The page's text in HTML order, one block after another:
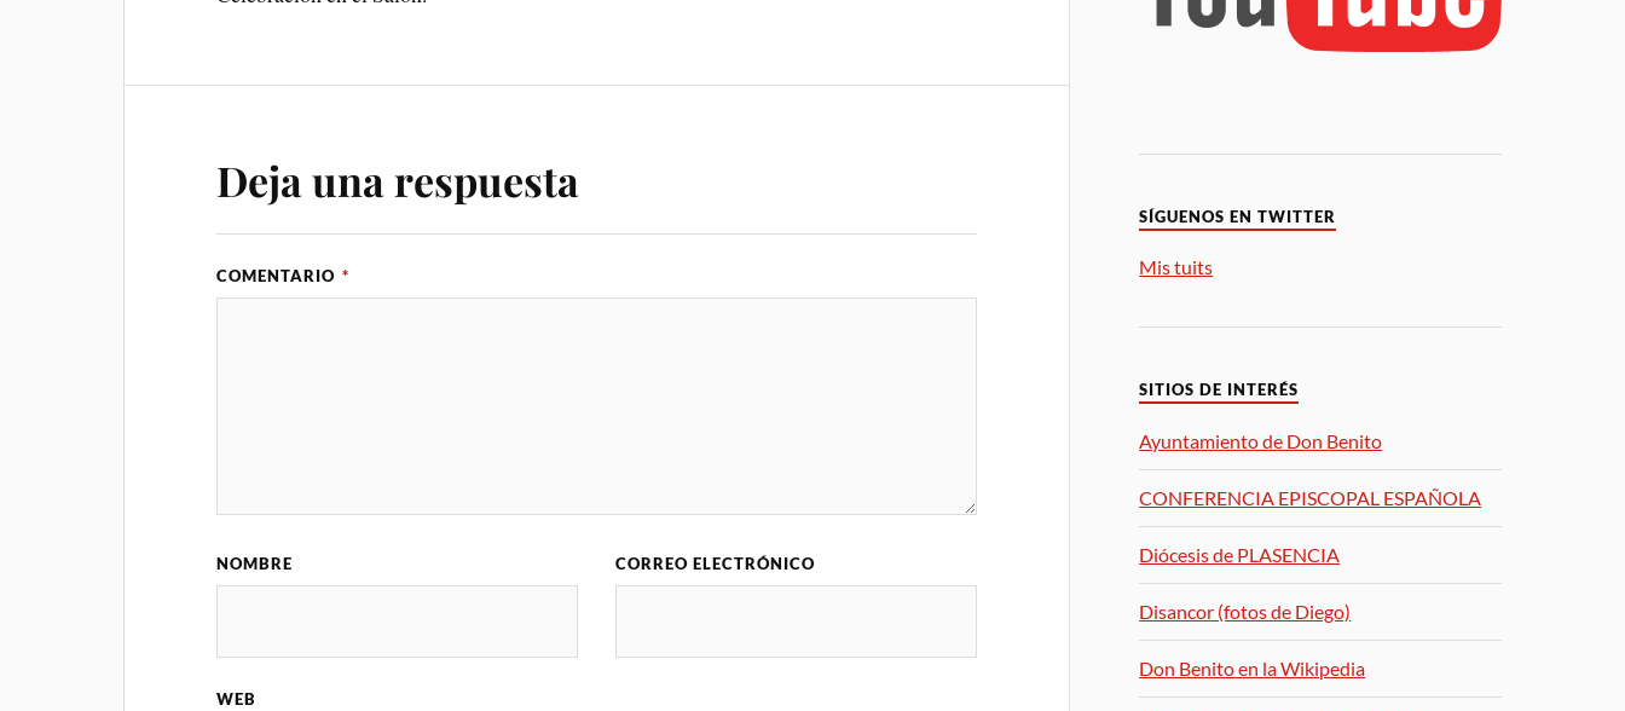
Deja una respuesta
COMENTARIO *
NOMBRE CORREO ELECTRÓNICO
WEB
SÍGUENOS EN TWITTER
Mis tuits
SITIOS DE INTERÉS
Ayuntamiento de Don Benito
CONFERENCIA EPISCOPAL ESPAÑOLA
Diócesis de PLASENCIA
Disancor (fotos de Diego)
Don Benito en la Wikipedia